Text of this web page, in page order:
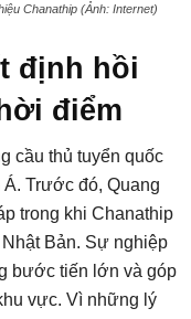
Chanathip (Ảnh: Internet)
định hồi
điểm
cầu thủ tuyển quốc
Trước đó, Quang
trong khi Chanathip
Bản. Sự nghiệp
bước tiến lớn và góp
vực. Vì những lý